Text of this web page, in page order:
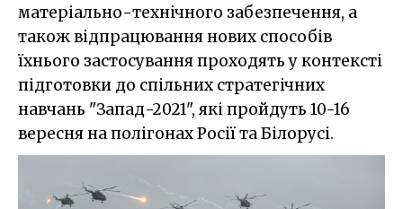
матеріально-технічного забезпечення, а
також відпрацювання нових способів
їхнього застосування проходять у контексті
підготовки до спільних стратегічних
навчань "Запад-2021", які пройдуть 10-16
вересня на полігонах Росії та Білорусі.